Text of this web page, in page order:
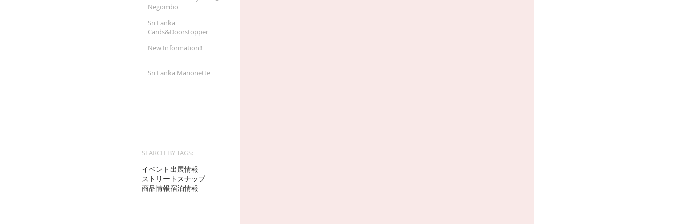
イベント出展情報
ストリートスナップ
商品情報宿泊情報
SEARCH BY TAGS:
Negombo
Sri Lanka
Cards&Doorstopper
New Information!!
Sri Lanka Marionette